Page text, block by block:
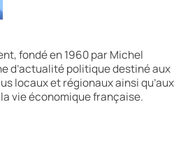
fondé en 1960 par Michel
d’actualité politique destiné aux
locaux et régionaux ainsi qu’aux
vie économique française.